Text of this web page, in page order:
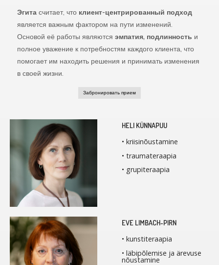
Эгита считает, что клиент-центрированный подход
является важным фактором на пути изменений.
Основой её работы являются эмпатия, подлинность и
полное уважение к потребностям каждого клиента, что
помогает им находить решения и принимать изменения
в своей жизни.
Забронировать прием
HELI KÜNNAPUU
• kriisinõustamine
• traumateraapia
• grupiteraapia
EVE LIMBACH-PIRN
• kunstiteraapia
• läbipõlemise ja ärevuse
nõustamine